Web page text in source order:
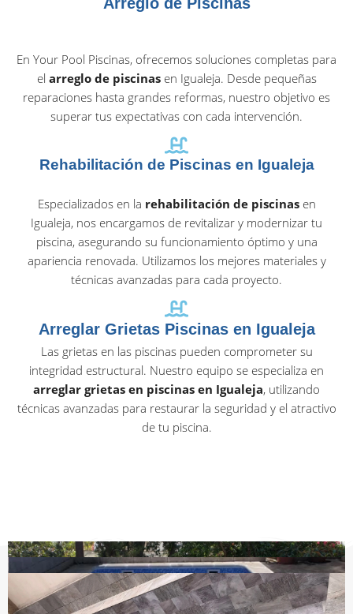
En Your Pool Piscinas, ofrecemos soluciones completas para
el arreglo de piscinasen Igualeja. Desde pequeñas
reparaciones hasta grandes reformas, nuestro objetivo es
superar tus expectativas con cada intervención.
Rehabilitación de Piscinas en Igualeja
Especializados en la rehabilitación de piscinasen
Igualeja, nos encargamos de revitalizar y modernizar tu
piscina, asegurando su funcionamiento óptimo y una
apariencia renovada. Utilizamos los mejores materiales y
técnicas avanzadas para cada proyecto.
Arreglar Grietas Piscinas en Igualeja
Las grietas en las piscinas pueden comprometer su
integridad estructural. Nuestro equipo se especializa en
arreglar grietas en piscinas en Igualeja, utilizando
técnicas avanzadas para restaurar la seguridad y el atractivo
de tu piscina.